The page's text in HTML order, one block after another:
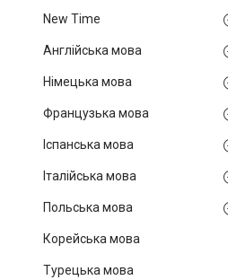
New Time
Англійська мова
Німецька мова
Французька мова
Іспанська мова
Італійська мова
Польська мова
Корейська мова
Турецька мова